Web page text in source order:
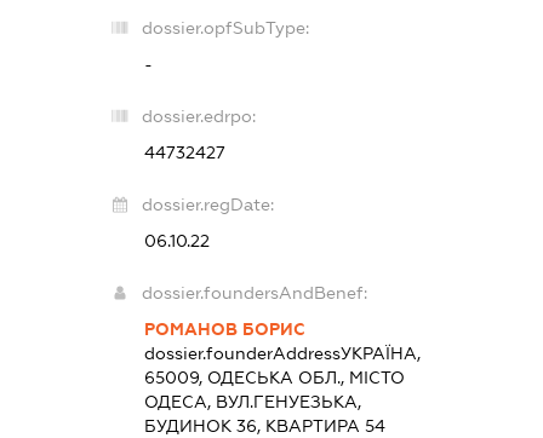
dossier.opfSubType:
-
dossier.edrpo:
44732427
dossier.regDate:
06.10.22
dossier.foundersAndBenef:
РОМАНОВ БОРИС
dossier.founderAddressУКРАЇНА,
65009, ОДЕСЬКА ОБЛ., МІСТО
ОДЕСА, ВУЛ.ГЕНУЕЗЬКА,
БУДИНОК 36, КВАРТИРА 54